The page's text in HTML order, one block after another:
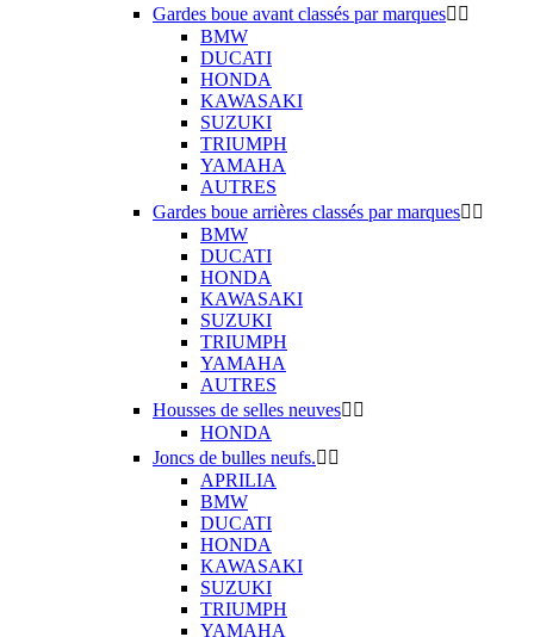
Gardes boue avant classés par marques 
BMW
DUCATI
HONDA
KAWASAKI
SUZUKI
TRIUMPH
YAMAHA
AUTRES
Gardes boue arrières classés par marques 
BMW
DUCATI
HONDA
KAWASAKI
SUZUKI
TRIUMPH
YAMAHA
AUTRES
Housses de selles neuves 
HONDA
Joncs de bulles neufs. 
APRILIA
BMW
DUCATI
HONDA
KAWASAKI
SUZUKI
TRIUMPH
YAMAHA